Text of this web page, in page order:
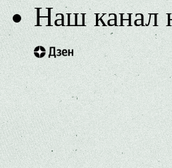
Наш канал